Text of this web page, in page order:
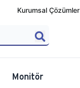
Kurumsal Çözümler
Monitör